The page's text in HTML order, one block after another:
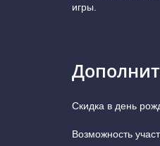
игры.
Скидка в день
Возможность